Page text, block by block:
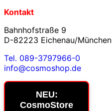
Kontakt
Bahnhofstraße 9
D-82223 Eichenau/München
Tel. 089-3797966-0
info@cosmoshop.de
NEU:
CosmoStore